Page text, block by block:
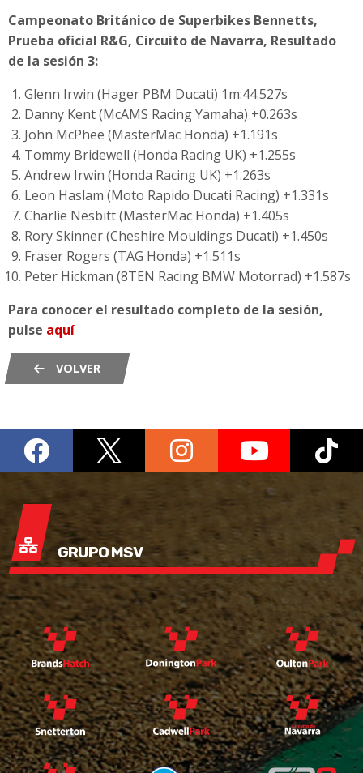
Campeonato Británico de Superbikes Bennetts,
Prueba oficial R&G, Circuito de Navarra, Resultado
de la sesión 3:
Glenn Irwin (Hager PBM Ducati) 1m:44.527s
Danny Kent (McAMS Racing Yamaha) +0.263s
John McPhee (MasterMac Honda) +1.191s
Tommy Bridewell (Honda Racing UK) +1.255s
Andrew Irwin (Honda Racing UK) +1.263s
Leon Haslam (Moto Rapido Ducati Racing) +1.331s
Charlie Nesbitt (MasterMac Honda) +1.405s
Rory Skinner (Cheshire Mouldings Ducati) +1.450s
Fraser Rogers (TAG Honda) +1.511s
Peter Hickman (8TEN Racing BMW Motorrad) +1.587s
Para conocer el resultado completo de la sesión,
pulse aquí
VOLVER
GRUPO MSV